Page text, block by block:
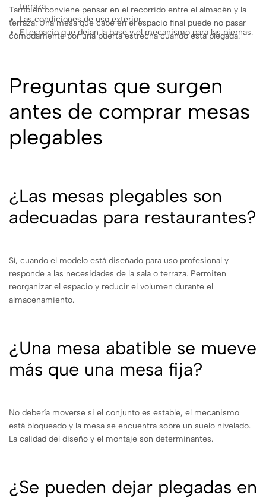
terraza.
Las condiciones de uso exterior.
El espacio que dejan la base y el mecanismo para las piernas.
También conviene pensar en el recorrido entre el almacén y la
terraza. Una mesa que cabe en el espacio final puede no pasar
cómodamente por una puerta estrecha cuando está plegada.
Preguntas que surgen
antes de comprar mesas
plegables
¿Las mesas plegables son
adecuadas para restaurantes?
Sí, cuando el modelo está diseñado para uso profesional y
responde a las necesidades de la sala o terraza. Permiten
reorganizar el espacio y reducir el volumen durante el
almacenamiento.
¿Una mesa abatible se mueve
más que una mesa fija?
No debería moverse si el conjunto es estable, el mecanismo
está bloqueado y la mesa se encuentra sobre un suelo nivelado.
La calidad del diseño y el montaje son determinantes.
¿Se pueden dejar plegadas en